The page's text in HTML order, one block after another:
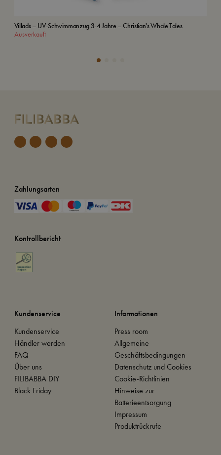
Villads – UV-Schwimmanzug 3-4 Jahre – Christian's Whale Tales
Ausverkauft
Zahlungsarten
Kontrollbericht
Kundenservice
Kundenservice
Händler werden
FAQ
Über uns
FILIBABBA DIY
Black Friday
Informationen
Press room
Allgemeine
Geschäftsbedingungen
Datenschutz und Cookies
Cookie-Richtlinien
Hinweise zur
Batterieentsorgung
Impressum
Produktrückrufe